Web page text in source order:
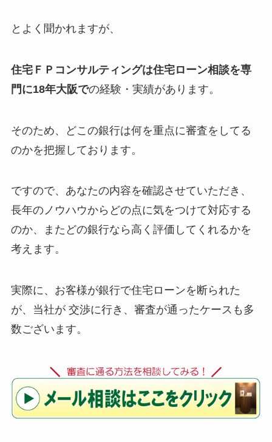
とよく聞かれますが、
住宅ＦＰコンサルティングは住宅ローン相談を専
門に18年大阪での経験・実績があります。
そのため、どこの銀行は何を重点に審査をしてる
のかを把握しております。
ですので、あなたの内容を確認させていただき、
長年のノウハウからどの点に気をつけて対応する
のか、またどの銀行なら高く評価してくれるかを
考えます。
実際に、お客様が銀行で住宅ローンを断られた
が、当社が 交渉に行き、審査が通ったケースも多
数ございます。